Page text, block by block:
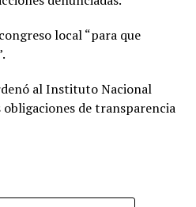
local “para que
al Instituto Nacional
de transparencia